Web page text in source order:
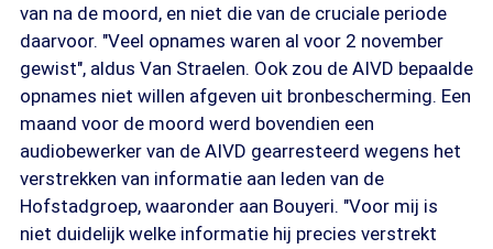
van na de moord, en niet die van de cruciale periode
daarvoor. "Veel opnames waren al voor 2 november
gewist", aldus Van Straelen. Ook zou de AIVD bepaalde
opnames niet willen afgeven uit bronbescherming. Een
maand voor de moord werd bovendien een
audiobewerker van de AIVD gearresteerd wegens het
verstrekken van informatie aan leden van de
Hofstadgroep, waaronder aan Bouyeri. "Voor mij is
niet duidelijk welke informatie hij precies verstrekt